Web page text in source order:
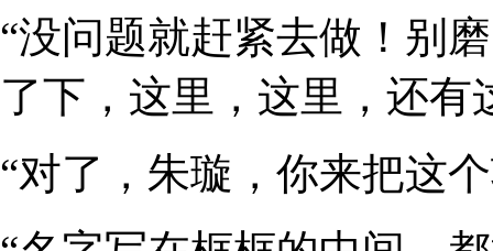
“没问题就赶紧去做！别
了下，这里，这里，还有
“对了，朱璇，你来把这